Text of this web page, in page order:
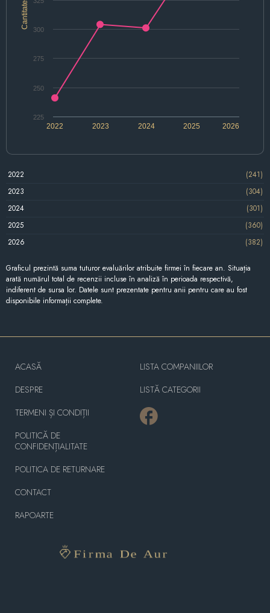
Cantitate
2022 2024 2026
2023 2025
225
250
275
300
2022
(241)
2023
(304)
2024
(301)
2025
(360)
2026
(382)
Graficul prezintă suma tuturor evaluărilor atribuite firmei în fiecare an. Situația
arată numărul total de recenzii incluse în analiză în perioada respectivă,
indiferent de sursa lor. Datele sunt prezentate pentru anii pentru care au fost
disponibile informații complete.
ACASĂ
DESPRE
TERMENI ȘI CONDIȚII
POLITICĂ DE
CONFIDENȚIALITATE
POLITICA DE RETURNARE
CONTACT
RAPOARTE
LISTA COMPANIILOR
LISTĂ CATEGORII